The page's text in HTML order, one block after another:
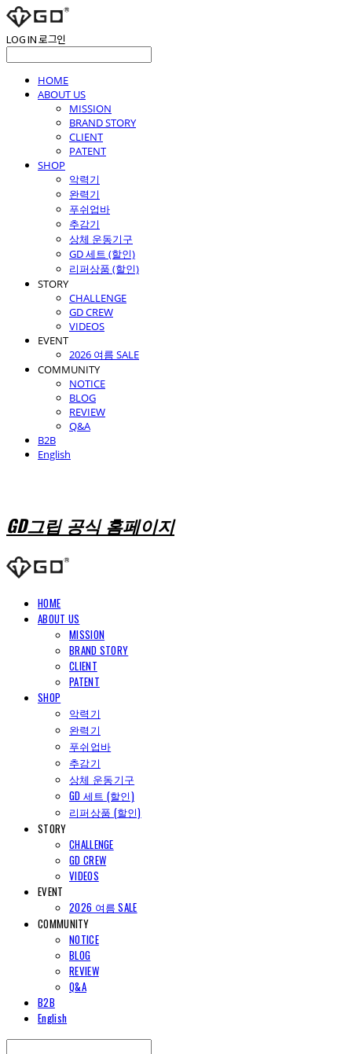
LOG IN로그인
HOME
ABOUT US
MISSION
BRAND STORY
CLIENT
PATENT
SHOP
악력기
완력기
푸쉬업바
추감기
상체 운동기구
GD 세트 (할인)
리퍼상품 (할인)
STORY
CHALLENGE
GD CREW
VIDEOS
EVENT
2026 여름 SALE
COMMUNITY
NOTICE
BLOG
REVIEW
Q&A
B2B
English
GD그립 공식 홈페이지
HOME
ABOUT US
MISSION
BRAND STORY
CLIENT
PATENT
SHOP
악력기
완력기
푸쉬업바
추감기
상체 운동기구
GD 세트 (할인)
리퍼상품 (할인)
STORY
CHALLENGE
GD CREW
VIDEOS
EVENT
2026 여름 SALE
COMMUNITY
NOTICE
BLOG
REVIEW
Q&A
B2B
English